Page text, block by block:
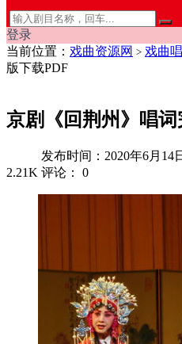
登录
当前位置： 戏曲资源网 > 戏曲
版下载PDF
京剧《回荆州》唱
发布时间：2020年6月14
2.21K 评论： 0